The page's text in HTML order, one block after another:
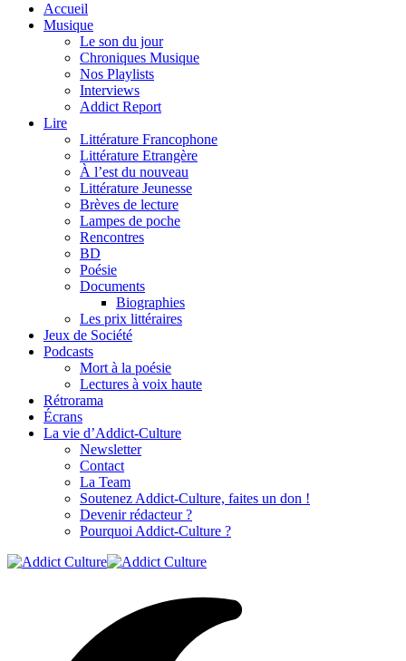
Accueil
Musique
Le son du jour
Chroniques Musique
Nos Playlists
Interviews
Addict Report
Lire
Littérature Francophone
Littérature Etrangère
À l’est du nouveau
Littérature Jeunesse
Brèves de lecture
Lampes de poche
Rencontres
BD
Poésie
Documents
Biographies
Les prix littéraires
Jeux de Société
Podcasts
Mort à la poésie
Lectures à voix haute
Rétrorama
Écrans
La vie d’Addict-Culture
Newsletter
Contact
La Team
Soutenez Addict-Culture, faites un don !
Devenir rédacteur ?
Pourquoi Addict-Culture ?